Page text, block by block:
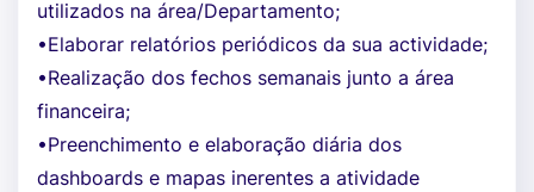
utilizados na área/Departamento;
•Elaborar relatórios periódicos da sua actividade;
•Realização dos fechos semanais junto a área
financeira;
•Preenchimento e elaboração diária dos
dashboards e mapas inerentes a atividade